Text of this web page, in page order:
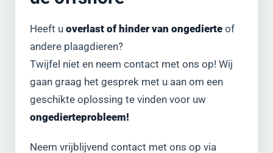
Heeft u overlast of hinder van ongedierte of
andere plaagdieren?
Twijfel niet en neem contact met ons op! Wij
gaan graag het gesprek met u aan om een
geschikte oplossing te vinden voor uw
ongedierteprobleem!
Neem vrijblijvend contact met ons op via